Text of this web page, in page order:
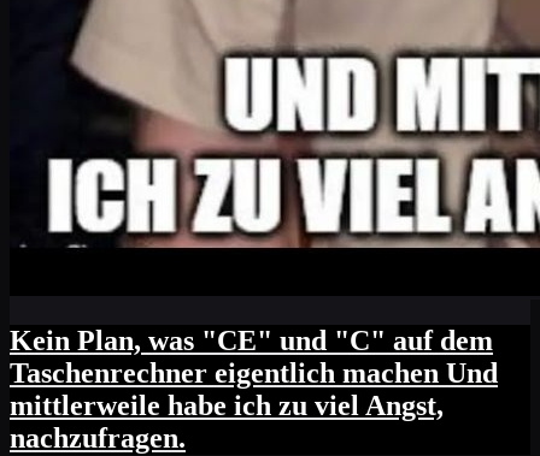
Kein Plan, was "CE" und "C" auf dem
Taschenrechner eigentlich machen Und
mittlerweile habe ich zu viel Angst,
nachzufragen.